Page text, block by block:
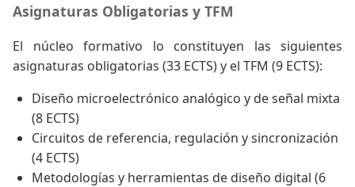
Asignaturas Obligatorias y TFM
El núcleo formativo lo constituyen las siguientes
asignaturas obligatorias (33 ECTS) y el TFM (9 ECTS):
Diseño microelectrónico analógico y de señal mixta
(8 ECTS)
Circuitos de referencia, regulación y sincronización
(4 ECTS)
Metodologías y herramientas de diseño digital (6